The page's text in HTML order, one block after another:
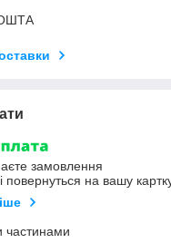
замовлення
повернуться на вашу
частинами